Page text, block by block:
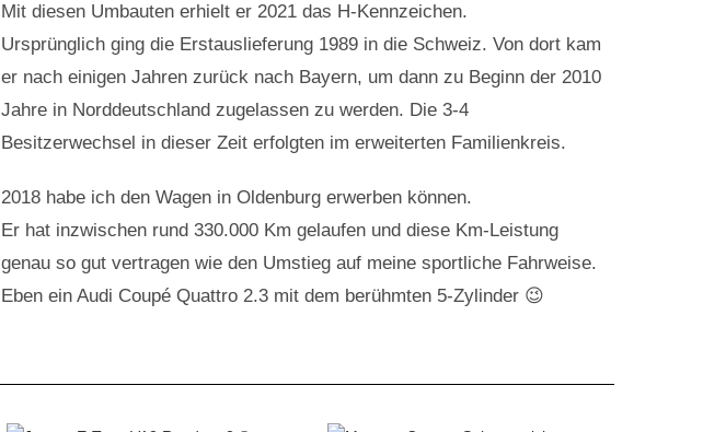
Mit diesen Umbauten erhielt er 2021 das H-Kennzeichen.
Ursprünglich ging die Erstauslieferung 1989 in die Schweiz. Von dort kam
er nach einigen Jahren zurück nach Bayern, um dann zu Beginn der 2010
Jahre in Norddeutschland zugelassen zu werden. Die 3-4
Besitzerwechsel in dieser Zeit erfolgten im erweiterten Familienkreis.
2018 habe ich den Wagen in Oldenburg erwerben können.
Er hat inzwischen rund 330.000 Km gelaufen und diese Km-Leistung
genau so gut vertragen wie den Umstieg auf meine sportliche Fahrweise.
Eben ein Audi Coupé Quattro 2.3 mit dem berühmten 5-Zylinder 😉